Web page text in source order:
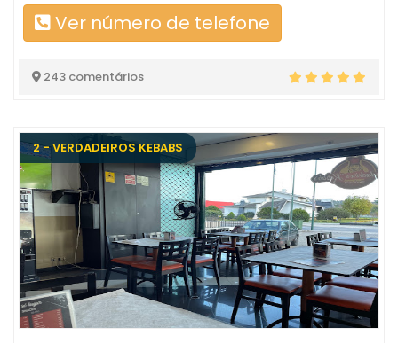
Ver número de telefone
243 comentários
2 - VERDADEIROS KEBABS